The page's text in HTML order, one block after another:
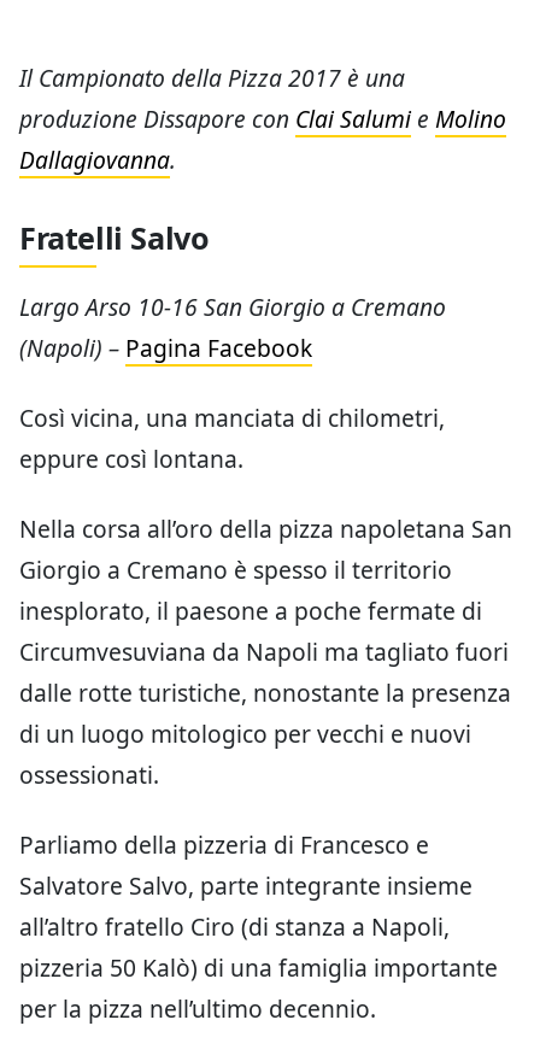
Il Campionato della Pizza 2017 è una
produzione Dissapore con Clai Salumi e Molino
Dallagiovanna.
Fratelli Salvo
Largo Arso 10-16 San Giorgio a Cremano
(Napoli) – Pagina Facebook
Così vicina, una manciata di chilometri,
eppure così lontana.
Nella corsa all’oro della pizza napoletana San
Giorgio a Cremano è spesso il territorio
inesplorato, il paesone a poche fermate di
Circumvesuviana da Napoli ma tagliato fuori
dalle rotte turistiche, nonostante la presenza
di un luogo mitologico per vecchi e nuovi
ossessionati.
Parliamo della pizzeria di Francesco e
Salvatore Salvo, parte integrante insieme
all’altro fratello Ciro (di stanza a Napoli,
pizzeria 50 Kalò) di una famiglia importante
per la pizza nell’ultimo decennio.